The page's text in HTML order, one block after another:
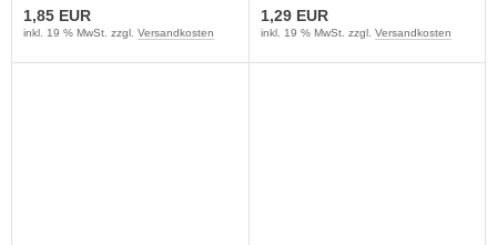
1,85 EUR
inkl. 19 % MwSt. zzgl. Versandkosten
1,29 EUR
inkl. 19 % MwSt. zzgl. Versandkosten